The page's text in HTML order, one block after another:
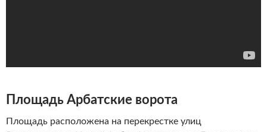
Площадь Арбатские ворота
Площадь расположена на перекрестке улиц